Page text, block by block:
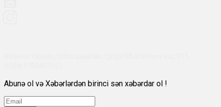
Abunə ol və Xəbərlərdən birinci sən xəbərdar ol !